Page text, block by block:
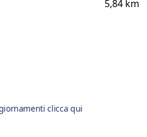
5,84 km
clicca qui